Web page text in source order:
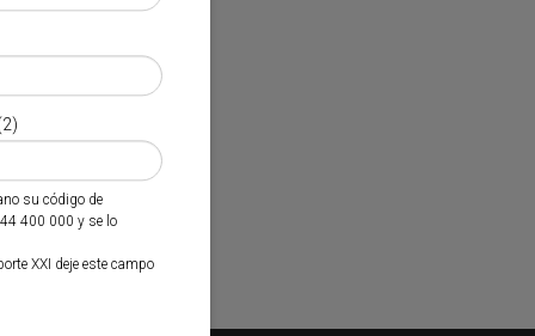
su código de
400 000 y se lo
XXI deje este campo